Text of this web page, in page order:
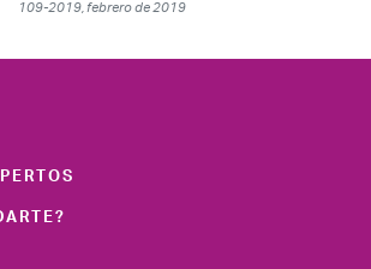
109-2019, febrero de 2019